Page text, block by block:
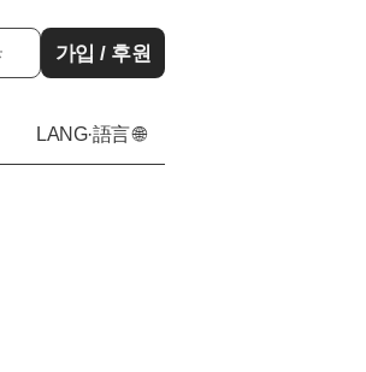
가입 / 후원
LANG·語言 🌐